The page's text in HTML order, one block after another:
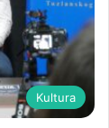
Kultura